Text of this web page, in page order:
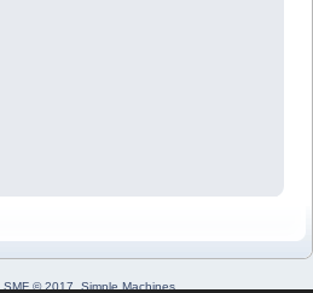
SMF © 2017 Simple Machines